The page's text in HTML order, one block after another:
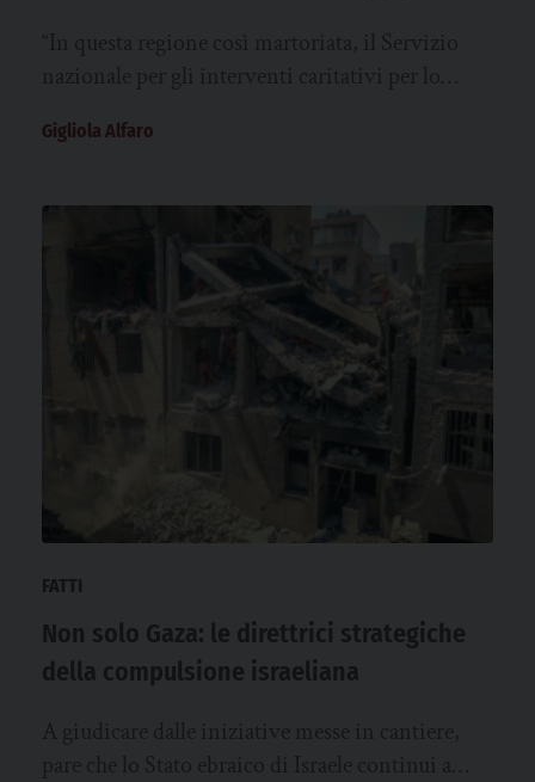
Gigliola Alfaro
FATTI
Non solo Gaza: le direttrici strategiche
della compulsione israeliana